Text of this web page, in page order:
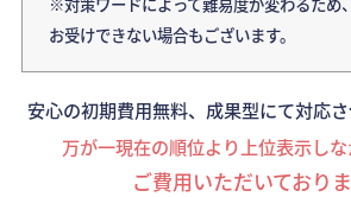
お受けできない場合もございます。
安心の初期費用無料、成果型にて対応さ
万が一現在の順位より上位表示しな
ご費用いただいており